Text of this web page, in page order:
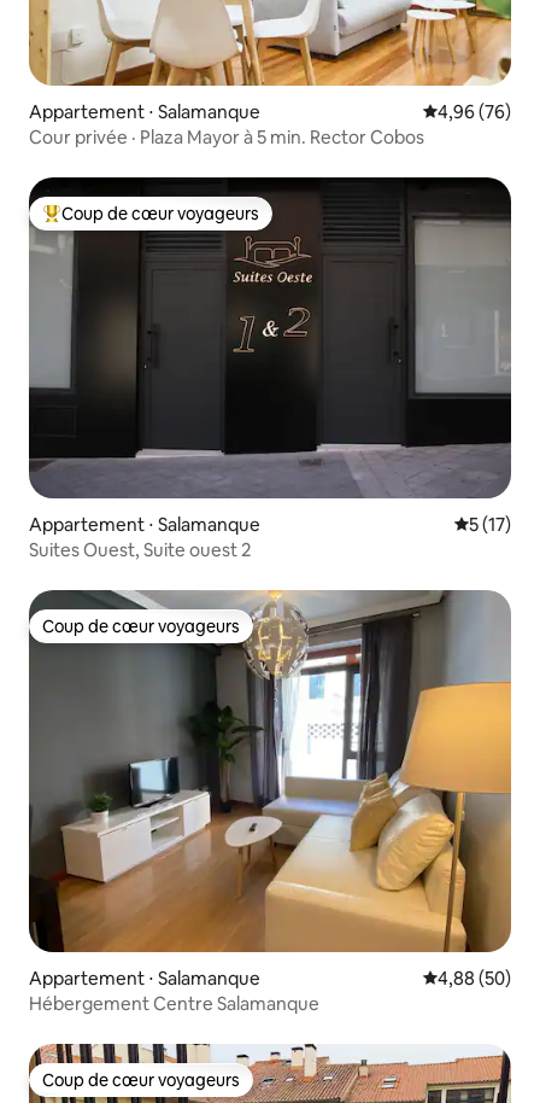
Appartement ⋅ Salamanque Évaluation
4,96 (76)
Cour privée · Plaza Mayor à 5 min. Rector Cobos
Coups de cœur voyageurs les plus appréciés
Coup de cœur voyageurs
Appartement ⋅ Salamanque
5 (17)
Suites Ouest, Suite ouest 2
Coup de cœur voyageurs
Coup de cœur voyageurs
Appartement ⋅ Salamanque Évaluation
4,88 (50)
Hébergement Centre Salamanque
Coup de cœur voyageurs
Coup de cœur voyageurs